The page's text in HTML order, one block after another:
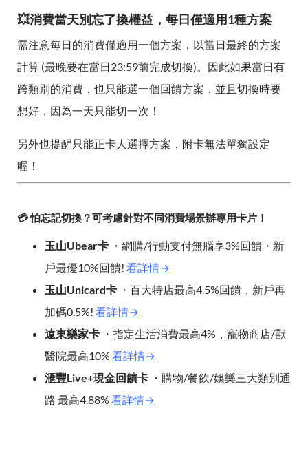
💥消費當天別忘了換權益，每日僅適用1種方案
需注意每日的消費僅適用一個方案，以當日最終的方案
計算 (最晚要在當日23:59前完成切換)。因此如果當日有
跨類別的消費，也只能選一個回饋方案，並且切換時要
想好，因為一天只能切一次！
另外也提醒只能正卡人選擇方案，附卡無法單獨設定
喔！
💳 怕忘記切換？可考慮針對不同消費場景辦專用卡片！
玉山Ubear卡 ・網購/行動支付無腦享3%回饋・新
戶最優10%回饋! 看詳情→
玉山Unicard卡 ・百大特店最高4.5%回饋，新戶再
加碼0.5%! 看詳情→
遠東樂家卡 ・指定生活消費最高4%，寵物商店/獸
醫院最高10% 看詳情→
滙豐Live+現金回饋卡 ・購物/餐飲/娛樂三大類別通
路 最高4.88% 看詳情→